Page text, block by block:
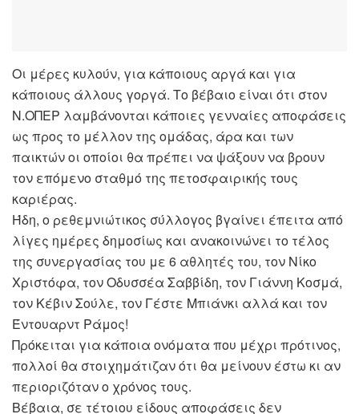
Οι μέρες κυλούν, για κάποιους αργά και για
κάποιους άλλους γοργά. Το βέβαιο είναι ότι στον
Ν.ΟΠΕΡ λαμβάνονται κάποιες γενναίες αποφάσεις
ως προς το μέλλον της ομάδας, άρα και των
παικτών οι οποίοι θα πρέπει να ψάξουν να βρουν
τον επόμενο σταθμό της πετοσφαιρικής τους
καριέρας.
Ήδη, ο ρεθεμνιώτικος σύλλογος βγαίνει έπειτα από
λίγες ημέρες δημοσίως και ανακοινώνει το τέλος
της συνεργασίας του με 6 αθλητές του, τον Νίκο
Χριστόφα, τον Οδυσσέα Σαββίδη, τον Γιάννη Κοσμά,
τον Κέβιν Σούλε, τον Γέστε Μπιάνκι αλλά και τον
Έντουαρντ Ράμος!
Πρόκειται για κάποια ονόματα που μέχρι πρότινος,
πολλοί θα στοιχημάτιζαν ότι θα μείνουν έστω κι αν
περιοριζόταν ο χρόνος τους.
Βέβαια, σε τέτοιου είδους αποφάσεις δεν